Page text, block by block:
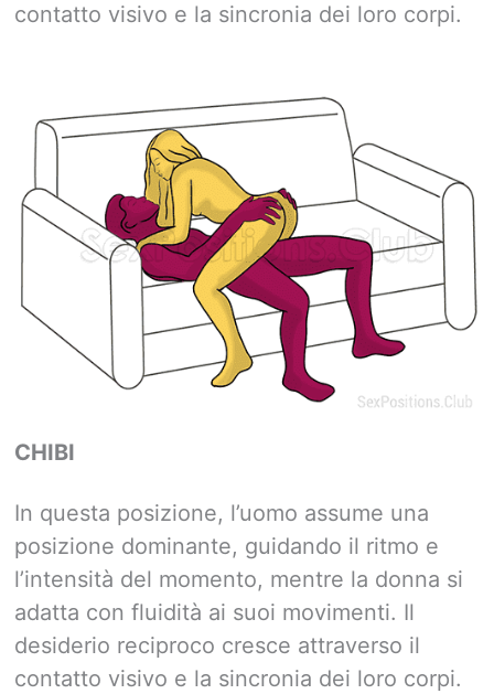
contatto visivo e la sincronia dei loro corpi.
CHIBI
In questa posizione, l’uomo assume una
posizione dominante, guidando il ritmo e
l’intensità del momento, mentre la donna si
adatta con fluidità ai suoi movimenti. Il
desiderio reciproco cresce attraverso il
contatto visivo e la sincronia dei loro corpi.